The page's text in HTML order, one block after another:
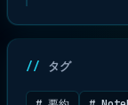
タグ